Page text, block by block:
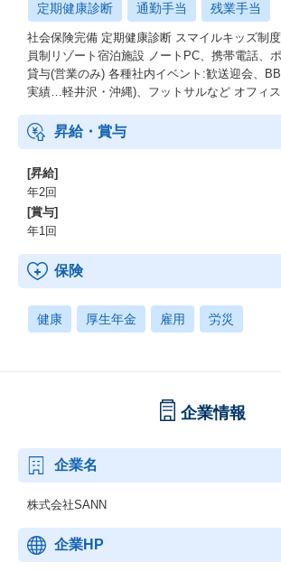
定期健康診断 通勤手当 残業手当
社会保険完備 定期健康診断 スマイルキッズ制
員制リゾート宿泊施設 ノートPC、携帯電話、
貸与(営業のみ) 各種社内イベント:歓送迎会、
実績…軽井沢・沖縄)、フットサルなど オフィ
昇給・賞与
[昇給]
年2回
[賞与]
年1回
保険
健康 厚生年金 雇用 労災
企業情報
企業名
株式会社SANN
企業HP